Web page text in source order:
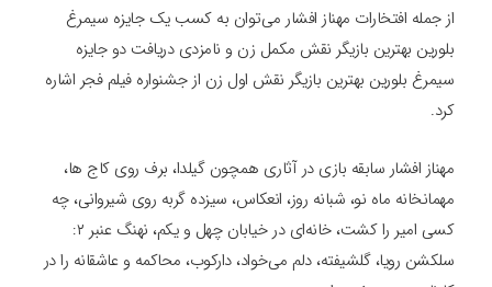
از جمله افتخارات مهناز افشار می‌توان به کسب یک جایزه سیمرغ
بلورین بهترین بازیگر نقش مکمل زن و نامزدی دریافت دو جایزه
سیمرغ بلورین بهترین بازیگر نقش اول زن از جشنواره فیلم فجر اشاره
کرد.
مهناز افشار سابقه بازی در آثاری همچون گیلدا، برف روی کاج ها،
مهمانخانه ماه نو، شبانه روز، انعکاس، سیزده گربه روی شیروانی، چه
کسی امیر را کشت، خانه‌ای در خیابان چهل و یکم، نهنگ عنبر ۲:
سلکشن رویا، گلشیفته، دلم می‌خواد، دارکوب، محاکمه و عاشقانه را در